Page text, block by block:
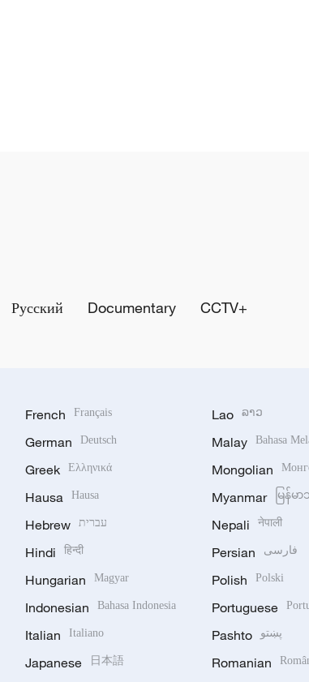
Русский Documentary CCTV+
French Français
German Deutsch
Greek Ελληνικά
Hausa Hausa
Hebrew עברית
Hindi हिन्दी
Hungarian Magyar
Indonesian Bahasa Indonesia
Italian Italiano
Japanese 日本語
Lao ລາວ
Malay Bahasa
Mongolian
Myanmar မြန်မ
Nepali नेपाली
Persian فارسی
Polish Polski
Portuguese
Pashto پښتو
Romanian